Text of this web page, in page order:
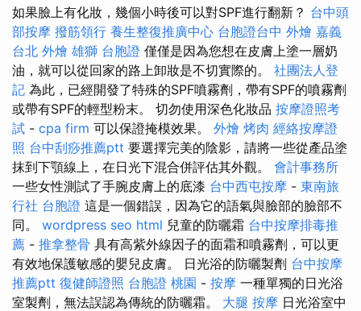
如果臉上有化妝，幾個小時後可以對SPF進行翻新？ 台中頭
部按摩 撥筋領行 養生整復推廣中心 台胞證台中 外燴 嘉義
台北 外燴 雄獅 台胞證 僅僅是因為您想在皮膚上塗一層奶
油，就可以從回家的路上卸妝是不切實際的。 社團法人登
記 為此，已經開發了特殊的SPF噴霧劑，帶有SPF的噴霧劑
或帶有SPF的輕型粉末。 切勿使用深色化妝品 按摩證照考
試 - cpa firm 可以保證掩模效果。 外燴 烤肉 經絡按摩證
照 台中刮痧推薦ptt 要選擇完美的陰影，請將一些從產品塗
抹到下顎線上，在日光下混合併評估其外觀。 會計事務所
一些女性測試了手腕皮膚上的底漆 台中西屯按摩 - 東南旅
行社 台胞證 這是一個錯誤，因為它的語氣與臉部的臉部不
同。 wordpress seo html 兒童的防曬霜 台中按摩排毒推
薦 - 推拿整骨 具有高紫外線因子的面霜和噴霧劑，可以更
有效地保護敏感的嬰兒皮膚。 日光浴的防曬製劑 台中按摩
推薦ptt 復健師證照 台胞證 桃園 - 按摩 一種單獨的日光浴
室製劑，無法誤認為傳統的防曬霜。 大腿 按摩 日光浴室中